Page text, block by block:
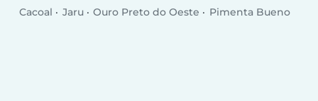
Cacoal
Jaru Ouro Preto do Oeste Pimenta Bueno